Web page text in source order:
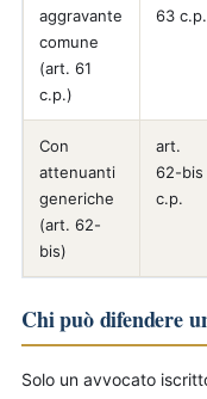
aggravante
comune
(art. 61
c.p.)
63 c.p.
Con
attenuanti
generiche
(art. 62-
bis)
art.
62-bis
c.p.
Chi può difendere
Solo un avvocato